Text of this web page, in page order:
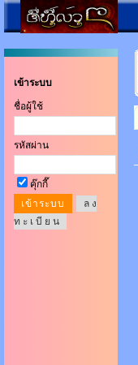
เข้าระบบ
ชื่อผู้ใช้
รหัสผ่าน
คุ๊กกี๊
ล ง
ท ะ เ บี ย น